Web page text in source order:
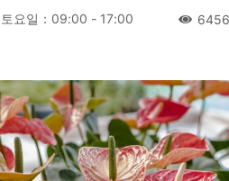
토요일：09:00 - 17:00 人氣6456